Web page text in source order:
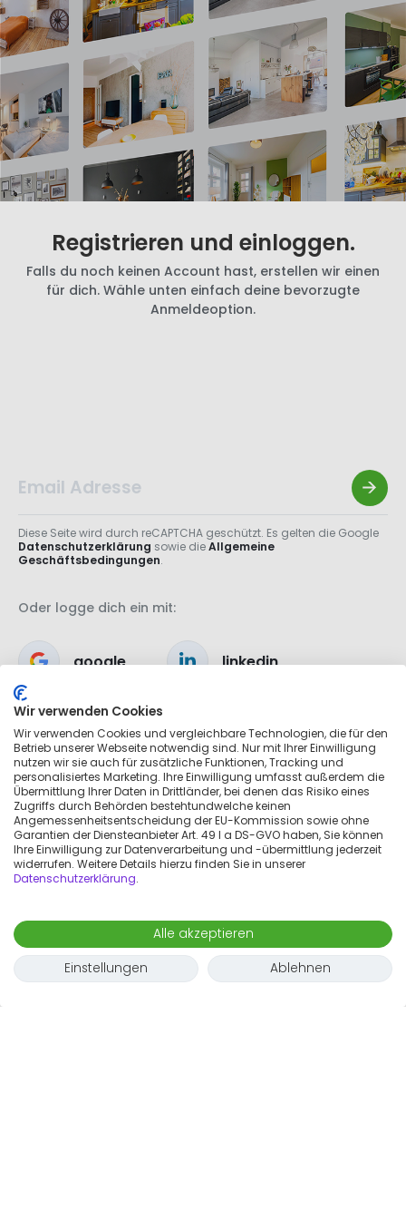
Registrieren und einloggen.
Falls du noch keinen Account hast, erstellen wir einen
für dich. Wähle unten einfach deine bevorzugte
Anmeldeoption.
Diese Seite wird durch reCAPTCHA geschützt. Es gelten die Google
Datenschutzerklärung sowie dieAllgemeine
Geschäftsbedingungen.
Oder logge dich ein mit:
google linkedin
apple
Wir verwenden Cookies
Wir verwenden Cookies und vergleichbare Technologien, die für den
Betrieb unserer Webseite notwendig sind. Nur mit Ihrer Einwilligung
nutzen wir sie auch für zusätzliche Funktionen, Tracking und
personalisiertes Marketing. Ihre Einwilligung umfasst außerdem die
Übermittlung Ihrer Daten in Drittländer, bei denen das Risiko eines
Zugriffs durch Behörden bestehtundwelche keinen
Angemessenheitsentscheidung der EU-Kommission sowie ohne
Garantien der Diensteanbieter Art. 49 I a DS-GVO haben, Sie können
Ihre Einwilligung zur Datenverarbeitung und -übermittlung jederzeit
widerrufen. Weitere Details hierzu finden Sie in unserer
Datenschutzerklärung.
Alle akzeptieren
Einstellungen
Ablehnen